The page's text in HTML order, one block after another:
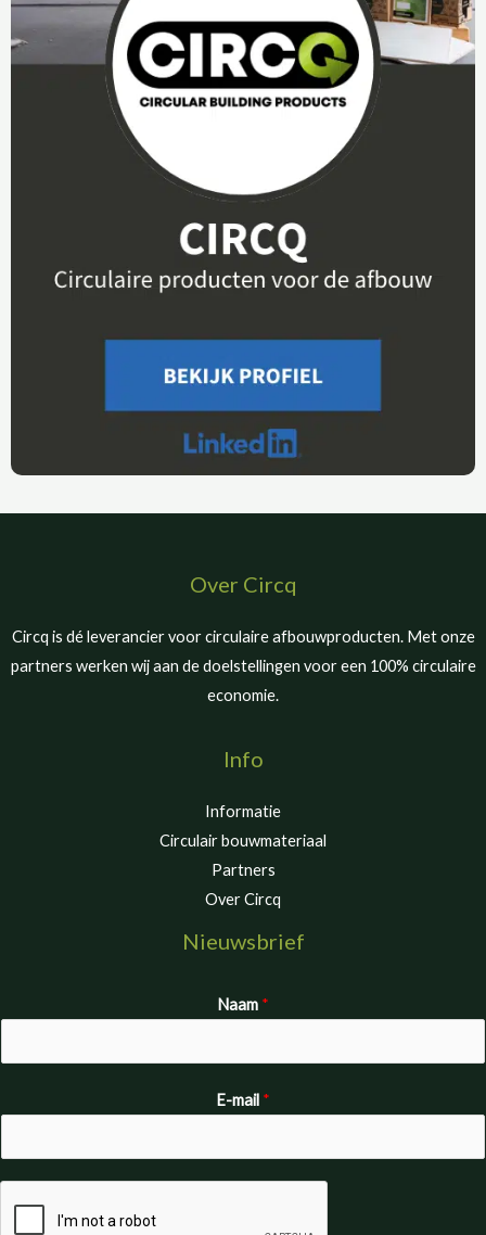
Over Circq
Circq is dé leverancier voor circulaire afbouwproducten. Met onze
partners werken wij aan de doelstellingen voor een 100% circulaire
economie.
Info
Informatie
Circulair bouwmateriaal
Partners
Over Circq
Nieuwsbrief
Naam *
E-mail *